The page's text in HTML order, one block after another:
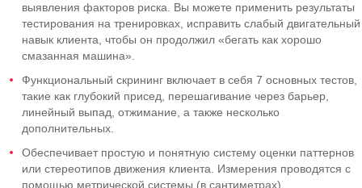
выявления факторов риска. Вы можете применить результаты
тестирования на тренировках, исправить слабый двигательный
навык клиента, чтобы он продолжил «бегать как хорошо
смазанная машина».
Функциональный скрининг включает в себя 7 основных тестов,
такие как глубокий присед, перешагивание через барьер,
линейный выпад, отжимание, а также несколько
дополнительных.
Обеспечивает простую и понятную систему оценки паттернов
или стереотипов движения клиента. Измерения проводятся с
помощью метрической системы (в сантиметрах).